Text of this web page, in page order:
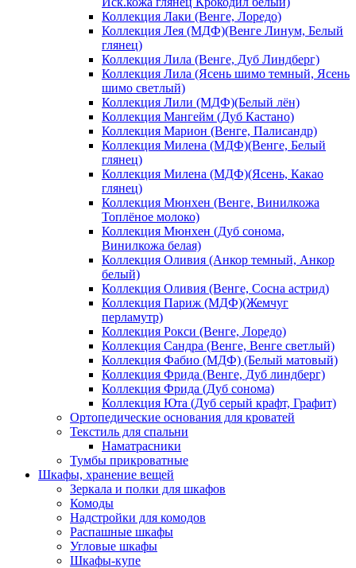
Коллекция Лаки (Венге, Лоредо)
Коллекция Лея (МДФ)(Венге Линум, Белый
глянец)
Коллекция Лила (Венге, Дуб Линдберг)
Коллекция Лила (Ясень шимо темный, Ясень
шимо светлый)
Коллекция Лили (МДФ)(Белый лён)
Коллекция Мангейм (Дуб Кастано)
Коллекция Марион (Венге, Палисандр)
Коллекция Милена (МДФ)(Венге, Белый
глянец)
Коллекция Милена (МДФ)(Ясень, Какао
глянец)
Коллекция Мюнхен (Венге, Винилкожа
Топлёное молоко)
Коллекция Мюнхен (Дуб сонома,
Винилкожа белая)
Коллекция Оливия (Анкор темный, Анкор
белый)
Коллекция Оливия (Венге, Сосна астрид)
Коллекция Париж (МДФ)(Жемчуг
перламутр)
Коллекция Рокси (Венге, Лоредо)
Коллекция Сандра (Венге, Венге светлый)
Коллекция Фабио (МДФ) (Белый матовый)
Коллекция Фрида (Венге, Дуб линдберг)
Коллекция Фрида (Дуб сонома)
Коллекция Юта (Дуб серый крафт, Графит)
Ортопедические основания для кроватей
Текстиль для спальни
Наматрасники
Тумбы прикроватные
Шкафы, хранение вещей
Зеркала и полки для шкафов
Комоды
Надстройки для комодов
Распашные шкафы
Угловые шкафы
Шкафы-купе